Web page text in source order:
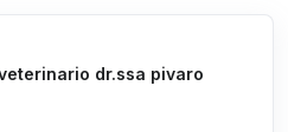
dr.ssa pivaro